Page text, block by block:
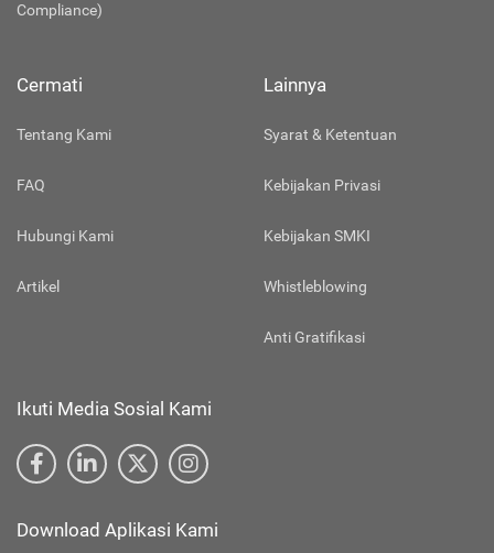
Compliance)
Cermati
Tentang Kami
FAQ
Hubungi Kami
Artikel
Lainnya
Syarat & Ketentuan
Kebijakan Privasi
Kebijakan SMKI
Whistleblowing
Anti Gratifikasi
Ikuti Media Sosial Kami
Download Aplikasi Kami